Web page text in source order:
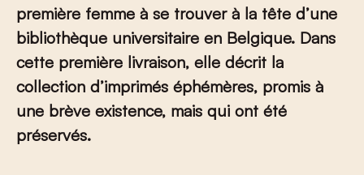
première femme à se trouver à la tête d’une
bibliothèque universitaire en Belgique. Dans
cette première livraison, elle décrit la
collection d’imprimés éphémères, promis à
une brève existence, mais qui ont été
préservés.